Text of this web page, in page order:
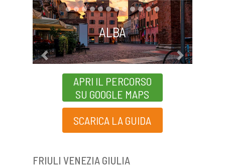
ALBA
APRI IL PERCORSO
SU GOOGLE MAPS
SCARICA LA GUIDA
Previous Next
FRIULI VENEZIA GIULIA